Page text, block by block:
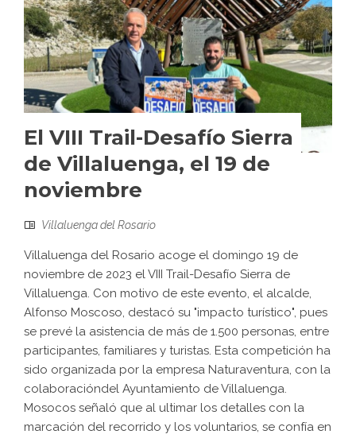
El VIII Trail-Desafío Sierra
de Villaluenga, el 19 de
noviembre
Villaluenga del Rosario
Villaluenga del Rosario acoge el domingo 19 de
noviembre de 2023 el VIII Trail-Desafío Sierra de
Villaluenga. Con motivo de este evento, el alcalde,
Alfonso Moscoso, destacó su "impacto turístico", pues
se prevé la asistencia de más de 1.500 personas, entre
participantes, familiares y turistas. Esta competición ha
sido organizada por la empresa Naturaventura, con la
colaboracióndel Ayuntamiento de Villaluenga.
Mosocos señaló que al ultimar los detalles con la
marcación del recorrido y los voluntarios, se confía en